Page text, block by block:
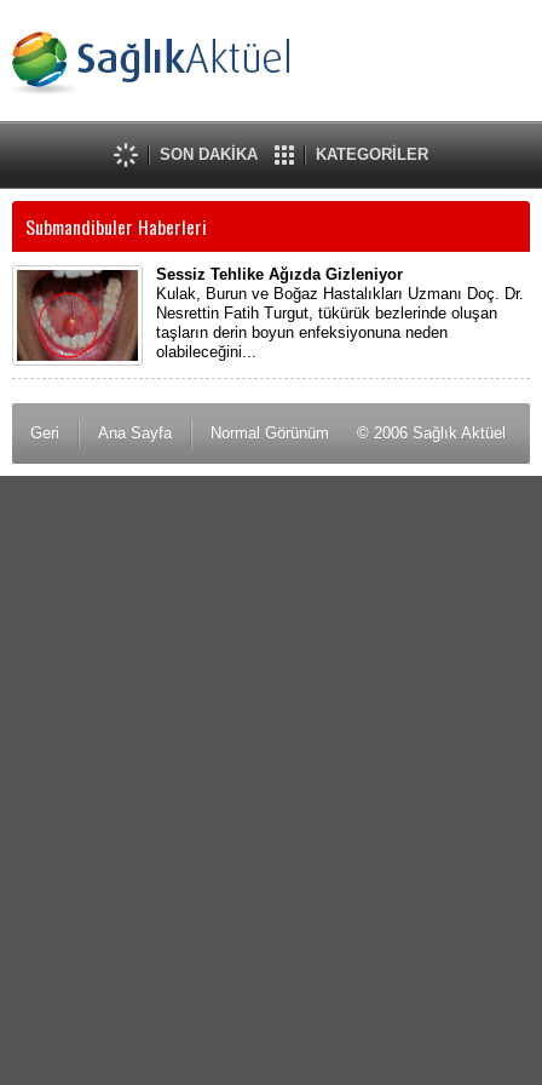
SON DAKİKA KATEGORİLER
Submandibuler Haberleri
Sessiz Tehlike Ağızda Gizleniyor
Kulak, Burun ve Boğaz Hastalıkları Uzmanı Doç. Dr.
Nesrettin Fatih Turgut, tükürük bezlerinde oluşan
taşların derin boyun enfeksiyonuna neden
olabileceğini...
Geri Ana Sayfa Normal Görünüm © 2006 Sağlık Aktüel